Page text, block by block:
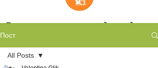
Гомеопатия -возрождает даже
Пост
All Posts